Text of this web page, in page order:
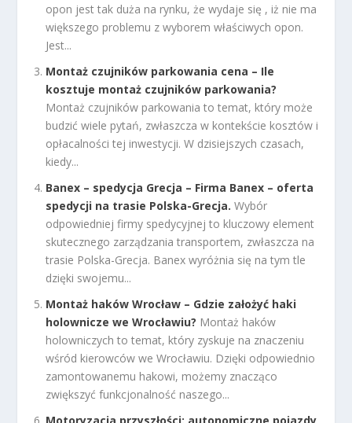
opon jest tak duża na rynku, że wydaje się , iż nie ma
większego problemu z wyborem właściwych opon.
Jest...
Montaż czujników parkowania cena – Ile
kosztuje montaż czujników parkowania?
Montaż czujników parkowania to temat, który może
budzić wiele pytań, zwłaszcza w kontekście kosztów i
opłacalności tej inwestycji. W dzisiejszych czasach,
kiedy...
Banex – spedycja Grecja – Firma Banex – oferta
spedycji na trasie Polska-Grecja. Wybór
odpowiedniej firmy spedycyjnej to kluczowy element
skutecznego zarządzania transportem, zwłaszcza na
trasie Polska-Grecja. Banex wyróżnia się na tym tle
dzięki swojemu...
Montaż haków Wrocław – Gdzie założyć haki
holownicze we Wrocławiu? Montaż haków
holowniczych to temat, który zyskuje na znaczeniu
wśród kierowców we Wrocławiu. Dzięki odpowiednio
zamontowanemu hakowi, możemy znacząco
zwiększyć funkcjonalność naszego...
Motoryzacja przyszłości: autonomiczne pojazdy